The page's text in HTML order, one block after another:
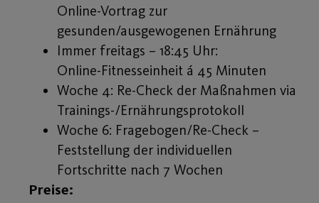
Online-Vortrag zur
gesunden/ausgewogenen Ernährung
Immer freitags – 18:45 Uhr:
Online-Fitnesseinheit á 45 Minuten
Woche 4: Re-Check der Maßnahmen via
Trainings-/Ernährungsprotokoll
Woche 6: Fragebogen/Re-Check –
Feststellung der individuellen
Fortschritte nach 7 Wochen
Preise: